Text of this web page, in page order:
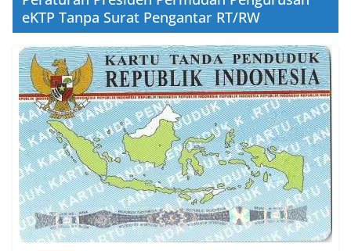
eKTP Tanpa Surat Pengantar RT/RW